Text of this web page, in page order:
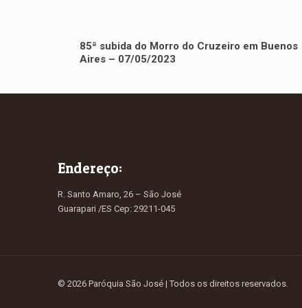
85ª subida do Morro do Cruzeiro em Buenos
Aires – 07/05/2023
Endereço:
R. Santo Amaro, 26 – São José
Guarapari /ES Cep: 29211-045
© 2026 Paróquia São José | Todos os direitos reservados.